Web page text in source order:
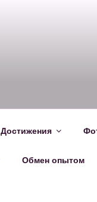
Достижения
Обмен опытом